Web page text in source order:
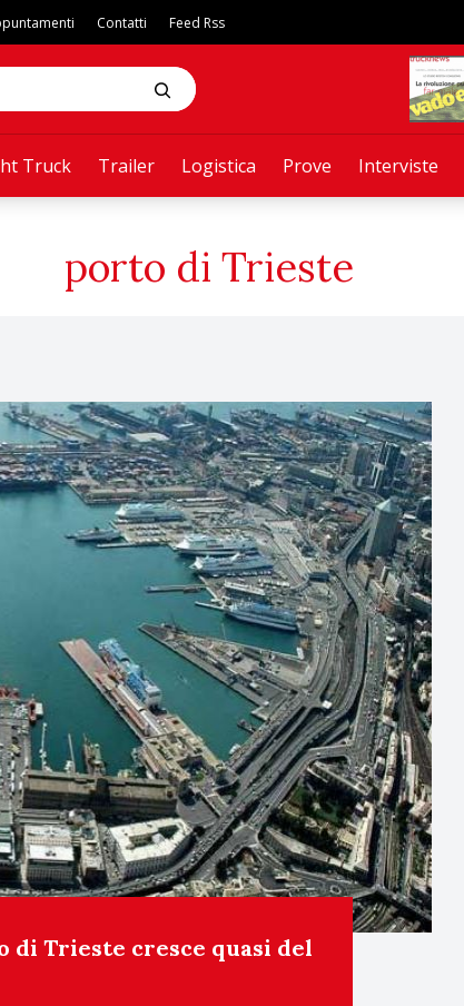
Truck Trailer Logistica Prove Interviste
Contatti Feed Rss
porto di Trieste
Trieste cresce quasi del